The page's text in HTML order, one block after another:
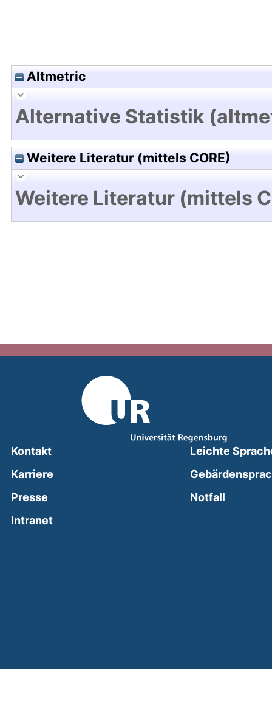
Altmetric
Alternative Statistik
Weitere Literatur (mittels CORE)
Weitere Literatur (mittels
Kontakt
Karriere
Presse
Intranet(external link, opens in a new window)
Leichte
Notfall